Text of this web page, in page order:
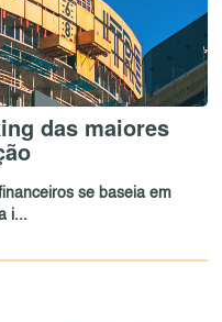
das maiores
se baseia em
i...